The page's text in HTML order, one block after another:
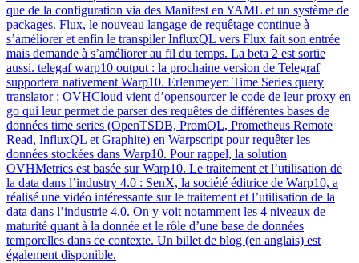
que de la configuration via des Manifest en YAML et un système de
packages. Flux, le nouveau langage de requêtage continue à
s’améliorer et enfin le transpiler InfluxQL vers Flux fait son entrée
mais demande à s’améliorer au fil du temps. La beta 2 est sortie
aussi. telegaf warp10 output : la prochaine version de Telegraf
supportera nativement Warp10. Erlenmeyer: Time Series query
translator : OVHCloud vient d’opensourcer le code de leur proxy en
go qui leur permet de parser des requêtes de différentes bases de
données time series (OpenTSDB, PromQL, Prometheus Remote
Read, InfluxQL et Graphite) en Warpscript pour requêter les
données stockées dans Warp10. Pour rappel, la solution
OVHMetrics est basée sur Warp10. Le traitement et l’utilisation de
la data dans l’industry 4.0 : SenX, la société éditrice de Warp10, a
réalisé une vidéo intéressante sur le traitement et l’utilisation de la
data dans l’industrie 4.0. On y voit notamment les 4 niveaux de
maturité quant à la donnée et le rôle d’une base de données
temporelles dans ce contexte. Un billet de blog (en anglais) est
également disponible.